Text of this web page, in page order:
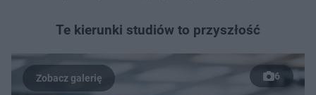
Te kierunki studiów to przyszłość
6